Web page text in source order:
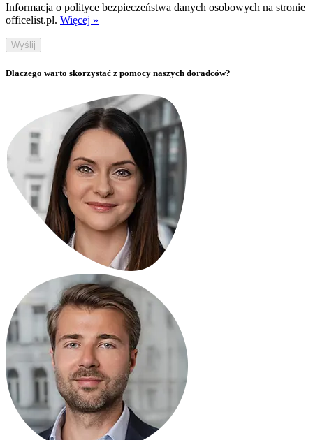
Informacja o polityce bezpieczeństwa danych osobowych na stronie
officelist.pl. Więcej »
Wyślij
Dlaczego warto skorzystać z pomocy naszych doradców?